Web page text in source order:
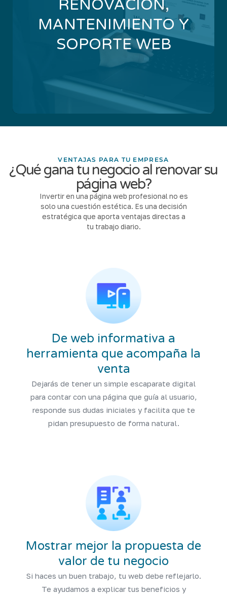
RENOVACIÓN,
MANTENIMIENTO Y
SOPORTE WEB
Para webs antiguas o lentas que necesitan
ajustes de contenido, mejoras en la estructura,
actualizaciones de seguridad, soporte
posterior o un simple lavado de cara.
REDISEÑAR MI WEB A MEDIDA
VENTAJAS PARA TU EMPRESA
¿Qué gana tu negocio al renovar su
página web?
Invertir en una página web profesional no es
solo una cuestión estética. Es una decisión
estratégica que aporta ventajas directas a
tu trabajo diario.
De web informativa a
herramienta que acompaña la
venta
Dejarás de tener un simple escaparate digital
para contar con una página que guía al usuario,
responde sus dudas iniciales y facilita que te
pidan presupuesto de forma natural.
Mostrar mejor la propuesta de
valor de tu negocio
Si haces un buen trabajo, tu web debe reflejarlo.
Te ayudamos a explicar tus beneficios y